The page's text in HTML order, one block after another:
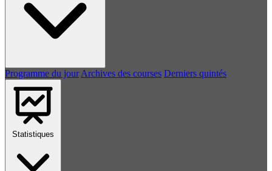
Programme du jour Archives des courses Derniers quintés
Statistiques